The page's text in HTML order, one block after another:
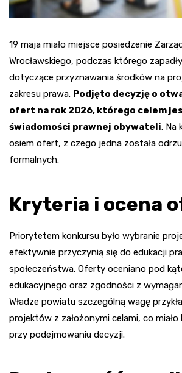
19 maja miało miejsce posiedzenie
Wrocławskiego, podczas którego
dotyczące przyznawania środków na
zakresu prawa. Podjęto decyzję o
ofert na rok 2026, którego celem
świadomości prawnej obywateli. Na
osiem ofert, z czego jedna została
formalnych.
Kryteria i ocena
Priorytetem konkursu było wybranie
efektywnie przyczynią się do edukacji
społeczeństwa. Oferty oceniano pod
edukacyjnego oraz zgodności z
Władze powiatu szczególną wagę
projektów z założonymi celami, co
przy podejmowaniu decyzji.